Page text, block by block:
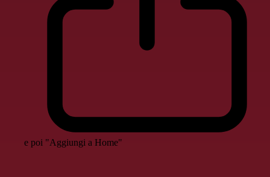
e poi "Aggiungi a Home"